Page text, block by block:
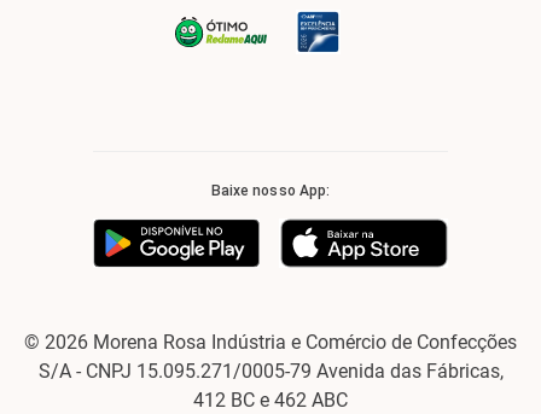
Baixe nosso App:
© 2026 Morena Rosa Indústria e Comércio de Confecções
S/A - CNPJ 15.095.271/0005-79 Avenida das Fábricas,
412 BC e 462 ABC